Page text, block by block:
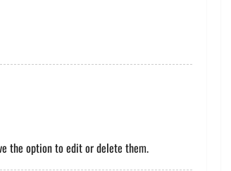
the option to edit or delete them.